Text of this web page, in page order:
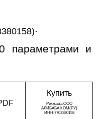
.
параметрами и
Ку­пить